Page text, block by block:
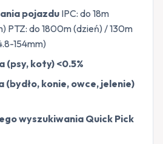
pojazdu IPC: do 18m
PTZ: do 1800m (dzień) / 130m
154mm)
(psy, koty) <0.5%
(bydło, konie, owce, jelenie)
wyszukiwania Quick Pick